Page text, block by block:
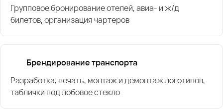
Групповое бронирование отелей, авиа- и ж/д
билетов, организация чартеров
Брендирование транспорта
Разработка, печать, монтаж и демонтаж логотипов,
таблички под лобовое стекло